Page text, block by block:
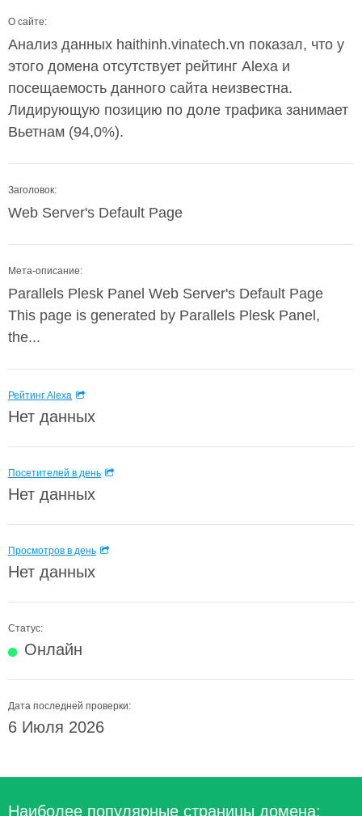
О сайте:
Анализ данных haithinh.vinatech.vn показал, что у
этого домена отсутствует рейтинг Alexa и
посещаемость данного сайта неизвестна.
Лидирующую позицию по доле трафика занимает
Вьетнам (94,0%).
Заголовок:
Web Server's Default Page
Мета-описание:
Parallels Plesk Panel Web Server's Default Page
This page is generated by Parallels Plesk Panel,
the...
Рейтинг Alexa
Нет данных
Посетителей в день
Нет данных
Просмотров в день
Нет данных
Статус:
Онлайн
Дата последней проверки:
6 Июля 2026
Наиболее популярные страницы домена: